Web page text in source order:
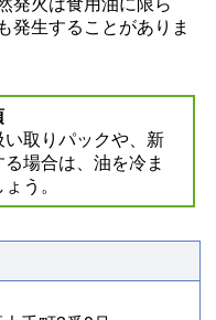
発火は食用油に限ら
発生することがありま
取りパックや、新
場合は、油を冷ま
う。